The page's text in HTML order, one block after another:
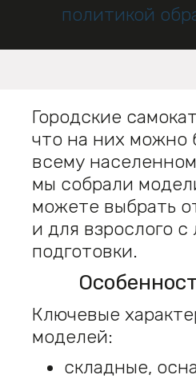
политикой
Городские
что на них можно
всему
мы собрали
можете выбрать
и для взрослого
подготовки.
Ключевые
моделей:
складные,